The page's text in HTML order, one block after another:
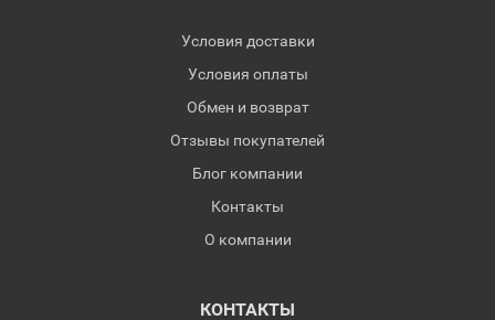
Условия доставки
Условия оплаты
Обмен и возврат
Отзывы покупателей
Блог компании
Контакты
О компании
КОНТАКТЫ